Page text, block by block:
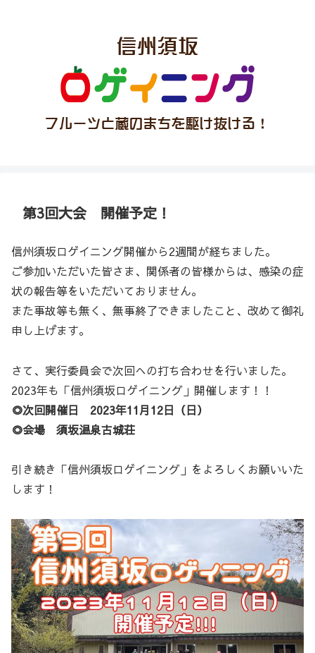
第3回大会 開催予定！
信州須坂ロゲイニング開催から2週間が経ちました。
ご参加いただいた皆さま、関係者の皆様からは、感染の症
状の報告等をいただいておりません。
また事故等も無く、無事終了できましたこと、改めて御礼
申し上げます。
さて、実行委員会で次回への打ち合わせを行いました。
2023年も「信州須坂ロゲイニング」開催します！！
◎次回開催日 2023年11月12日（日）
◎会場 須坂温泉古城荘
引き続き「信州須坂ロゲイニング」をよろしくお願いいた
します！